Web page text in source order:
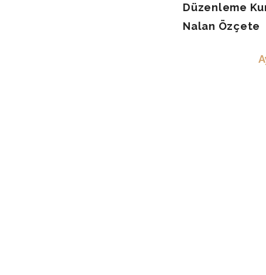
Düzenleme
Nalan Özçete